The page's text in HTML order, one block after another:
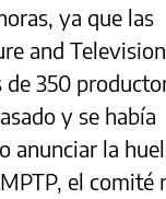
ya que las
and
350
y se había
anunciar la
el comité